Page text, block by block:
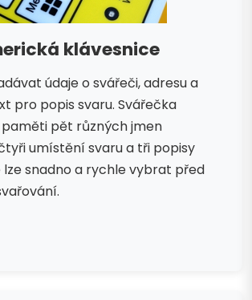
klávesnice
údaje o svářeči, adresu a
pro popis svaru. Svářečka
pět různých jmen
umístění svaru a tři popisy
lze snadno a rychle vybrat před